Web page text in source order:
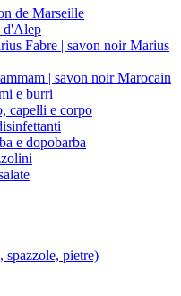
de Marseille
d'Alep
Fabre | savon noir Marius
| savon noir Marocain
e burri
capelli e corpo
e dopobarba
spazzole, pietre)